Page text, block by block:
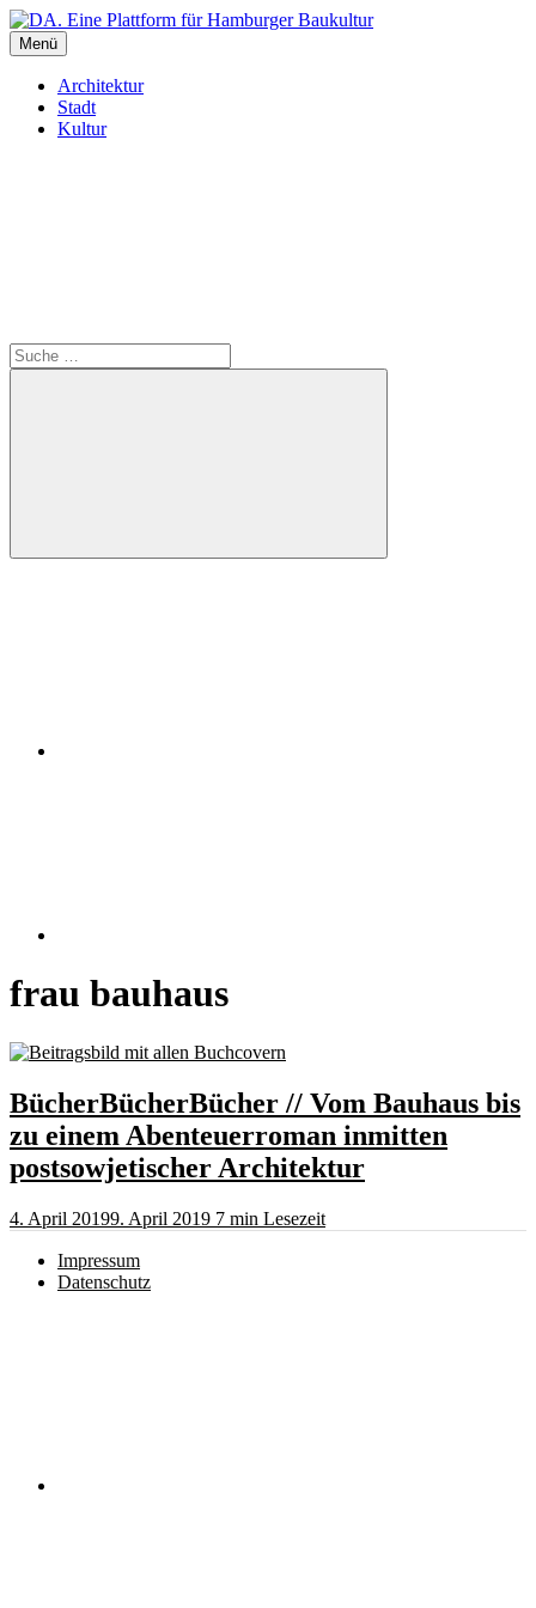
Inhalte
überspringen
DA. Eine Plattform für Hamburger Baukultur
Menü
Architektur
Stadt
Kultur
frau bauhaus
BücherBücherBücher // Vom Bauhaus bis
zu einem Abenteuerroman inmitten
postsowjetischer Architektur
4. April 20199. April 2019 7 min Lesezeit
Impressum
Datenschutz